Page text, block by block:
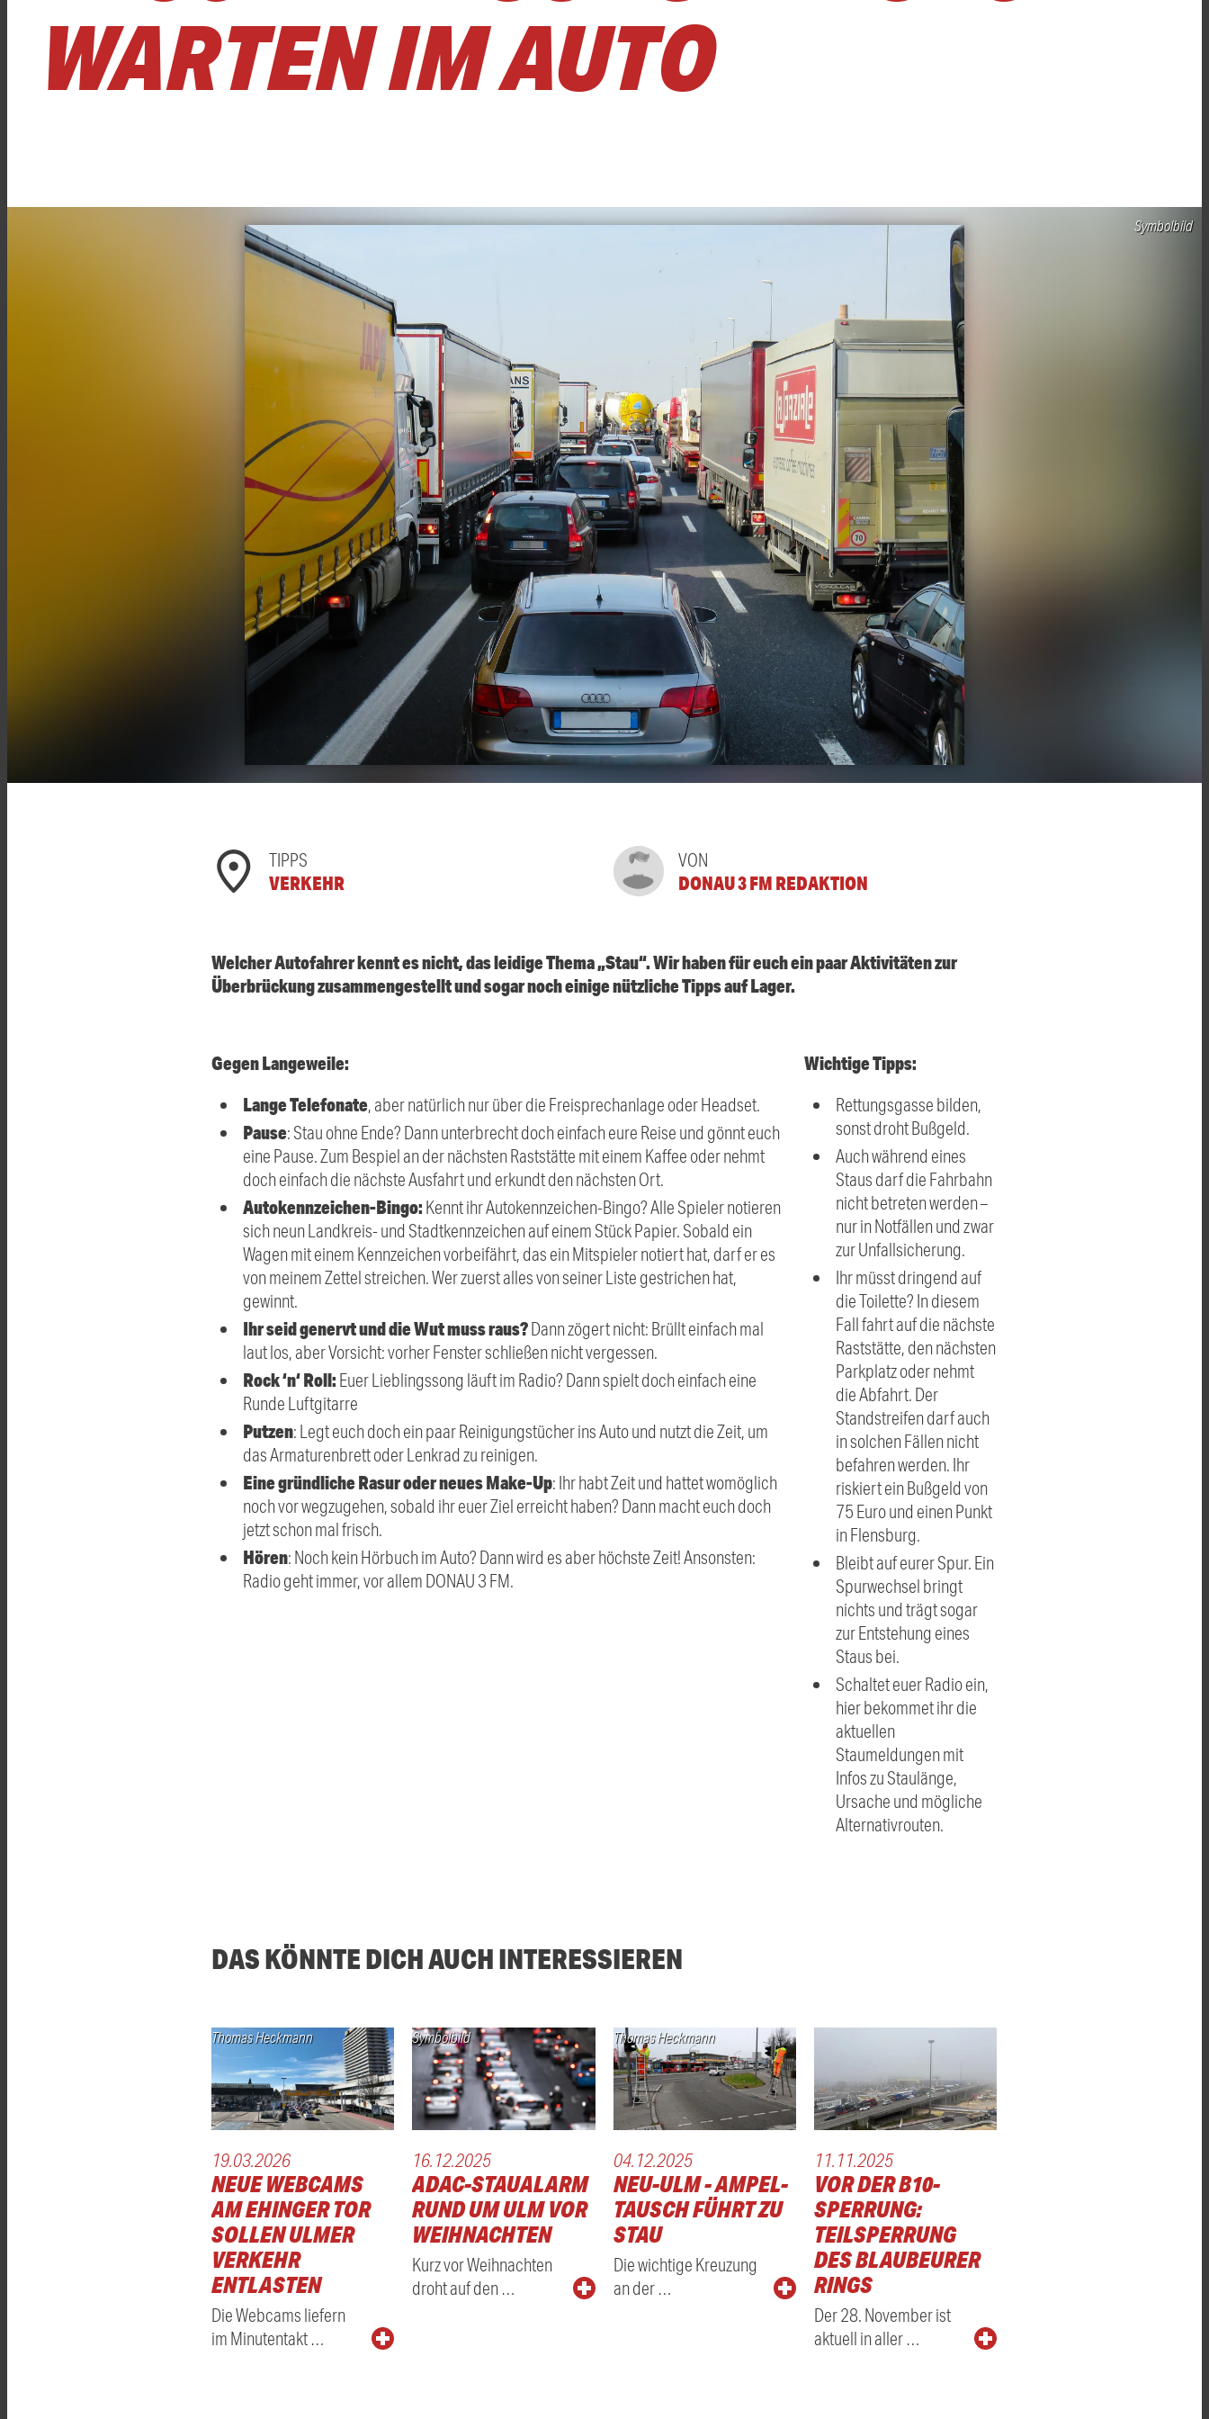
WARTEN IM AUTO
Symbolbild
TIPPS
VERKEHR
VON
DONAU 3 FM REDAKTION
Welcher Autofahrer kennt es nicht, das leidige Thema „Stau“. Wir haben für euch ein paar Aktivitäten zur
Überbrückung zusammengestellt und sogar noch einige nützliche Tipps auf Lager.
Gegen Langeweile:
Lange Telefonate, aber natürlich nur über die Freisprechanlage oder Headset.
Pause: Stau ohne Ende? Dann unterbrecht doch einfach eure Reise und gönnt euch
eine Pause. Zum Bespiel an der nächsten Raststätte mit einem Kaffee oder nehmt
doch einfach die nächste Ausfahrt und erkundt den nächsten Ort.
Autokennzeichen-Bingo: Kennt ihr Autokennzeichen-Bingo? Alle Spieler notieren
sich neun Landkreis- und Stadtkennzeichen auf einem Stück Papier. Sobald ein
Wagen mit einem Kennzeichen vorbeifährt, das ein Mitspieler notiert hat, darf er es
von meinem Zettel streichen. Wer zuerst alles von seiner Liste gestrichen hat,
gewinnt.
Ihr seid genervt und die Wut muss raus?Dann zögert nicht: Brüllt einfach mal
laut los, aber Vorsicht: vorher Fenster schließen nicht vergessen.
Rock ‘n‘ Roll: Euer Lieblingssong läuft im Radio? Dann spielt doch einfach eine
Runde Luftgitarre
Putzen: Legt euch doch ein paar Reinigungstücher ins Auto und nutzt die Zeit, um
das Armaturenbrett oder Lenkrad zu reinigen.
Eine gründliche Rasur oder neues Make-Up: Ihr habt Zeit und hattet womöglich
noch vor wegzugehen, sobald ihr euer Ziel erreicht haben? Dann macht euch doch
jetzt schon mal frisch.
Hören: Noch kein Hörbuch im Auto? Dann wird es aber höchste Zeit! Ansonsten:
Radio geht immer, vor allem DONAU 3 FM.
Wichtige Tipps:
Rettungsgasse bilden,
sonst droht Bußgeld.
Auch während eines
Staus darf die Fahrbahn
nicht betreten werden –
nur in Notfällen und zwar
zur Unfallsicherung.
Ihr müsst dringend auf
die Toilette? In diesem
Fall fahrt auf die nächste
Raststätte, den nächsten
Parkplatz oder nehmt
die Abfahrt. Der
Standstreifen darf auch
in solchen Fällen nicht
befahren werden. Ihr
riskiert ein Bußgeld von
75 Euro und einen Punkt
in Flensburg.
Bleibt auf eurer Spur. Ein
Spurwechsel bringt
nichts und trägt sogar
zur Entstehung eines
Staus bei.
Schaltet euer Radio ein,
hier bekommet ihr die
aktuellen
Staumeldungen mit
Infos zu Staulänge,
Ursache und mögliche
Alternativrouten.
DAS KÖNNTE DICH AUCH INTERESSIEREN
Thomas Heckmann
19.03.2026
NEUE WEBCAMS
AM EHINGER TOR
SOLLEN ULMER
VERKEHR
ENTLASTEN
Die Webcams liefern
im Minutentakt …
Symbolbild
16.12.2025
ADAC-STAUALARM
RUND UM ULM VOR
WEIHNACHTEN
Kurz vor Weihnachten
droht auf den …
Thomas Heckmann
04.12.2025
NEU-ULM - AMPEL-
TAUSCH FÜHRT ZU
STAU
Die wichtige Kreuzung
an der …
11.11.2025
VOR DER B10-
SPERRUNG:
TEILSPERRUNG
DES BLAUBEURER
RINGS
Der 28. November ist
aktuell in aller …